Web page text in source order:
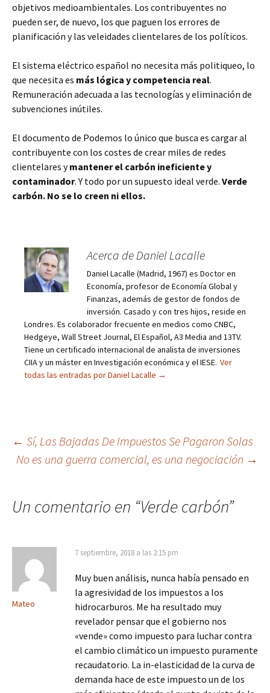
objetivos medioambientales. Los contribuyentes no
pueden ser, de nuevo, los que paguen los errores de
planificación y las veleidades clientelares de los políticos.
El sistema eléctrico español no necesita más politiqueo, lo
que necesita es más lógica y competencia real.
Remuneración adecuada a las tecnologías y eliminación de
subvenciones inútiles.
El documento de Podemos lo único que busca es cargar al
contribuyente con los costes de crear miles de redes
clientelares ymantener el carbón ineficiente y
contaminador. Y todo por un supuesto ideal verde. Verde
carbón. No se lo creen ni ellos.
Acerca de Daniel Lacalle
Daniel Lacalle (Madrid, 1967) es Doctor en
Economía, profesor de Economía Global y
Finanzas, además de gestor de fondos de
inversión. Casado y con tres hijos, reside en
Londres. Es colaborador frecuente en medios como CNBC,
Hedgeye, Wall Street Journal, El Español, A3 Media and 13TV.
Tiene un certificado internacional de analista de inversiones
CIIA y un máster en Investigación económica y el IESE. Ver
todas las entradas por Daniel Lacalle →
Navegación
de
← Sí, Las Bajadas De Impuestos Se Pagaron Solas
No es una guerra comercial, es una negociación →
Un comentario en “Verde carbón”
Mateo
7 septiembre, 2018 a las 2:15 pm
Muy buen análisis, nunca había pensado en
la agresividad de los impuestos a los
hidrocarburos. Me ha resultado muy
revelador pensar que el gobierno nos
«vende» como impuesto para luchar contra
el cambio climático un impuesto puramente
recaudatorio. La in-elasticidad de la curva de
demanda hace de este impuesto un de los